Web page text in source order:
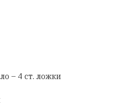
– 4 ст. ложки